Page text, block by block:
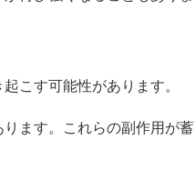
こす可能性があります。
ます。これらの副作用が蓄